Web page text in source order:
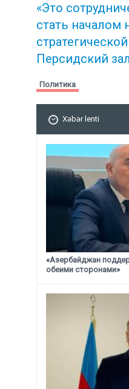
«Это
стать началом
стратегической
Персидский
Политика
Xəbər lenti
«Азербайджан
обеими сторонами»